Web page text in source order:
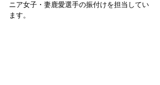
ニア女子・妻鹿愛選手の振付けを担当してい
ます。